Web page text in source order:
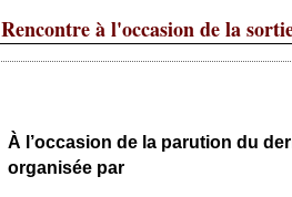
Rencontre à l'occasion de la
À l’occasion de la parution du
organisée par